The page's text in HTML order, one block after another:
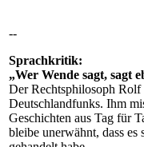
--
Sprachkritik:
„Wer Wende sagt, sagt
Der Rechtsphilosoph
Deutschlandfunks. Ihm
Geschichten aus Tag für
bleibe unerwähnt, dass